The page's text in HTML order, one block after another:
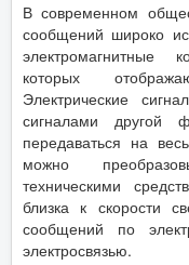
В современном
сообщений широко
электромагнитные
которых
Электрические
сигналами другой
передаваться на
можно
техническими
близка к скорости
сообщений по
электросвязью.